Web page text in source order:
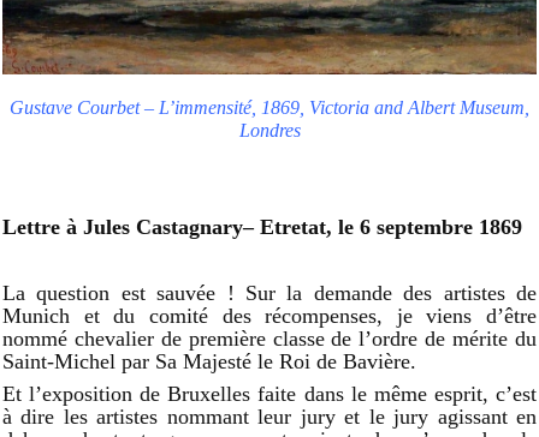
Gustave Courbet – L’immensité, 1869, Victoria and Albert Museum,
Londres
Lettre à Jules Castagnary– Etretat, le 6 septembre 1869
La question est sauvée ! Sur la demande des artistes de
Munich et du comité des récompenses, je viens d’être
nommé chevalier de première classe de l’ordre de mérite du
Saint-Michel par Sa Majesté le Roi de Bavière.
Et l’exposition de Bruxelles faite dans le même esprit, c’est
à dire les artistes nommant leur jury et le jury agissant en